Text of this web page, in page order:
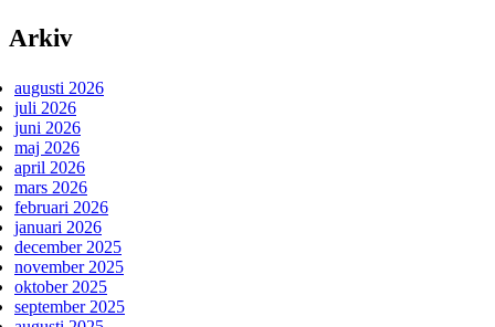
Arkiv
augusti 2026
juli 2026
juni 2026
maj 2026
april 2026
mars 2026
februari 2026
januari 2026
december 2025
november 2025
oktober 2025
september 2025